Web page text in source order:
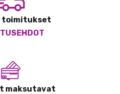
toimitukset
maksutavat